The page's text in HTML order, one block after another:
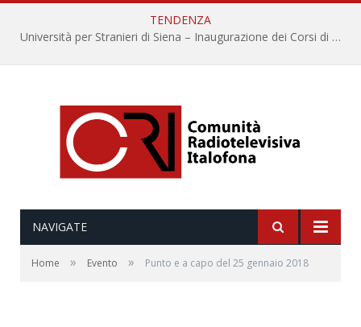
TENDENZA
Università per Stranieri di Siena – Inaugurazione dei Corsi di Lingua e Cultura Italiana, 109a annata
NAVIGATE
Home » Evento » Punto e a capo del 25 gennaio 2018